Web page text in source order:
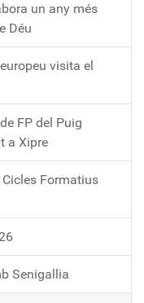
un any més
Déu
visita el
FP del Puig
a Xipre
Formatius
Senigallia